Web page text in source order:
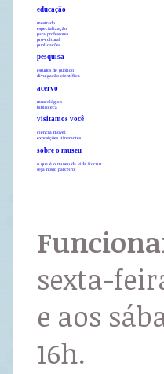
educação
mestrado
especialização
para professores
pró-cultural
publicações
pesquisa
estudos de público
divulgação científica
acervo
museológico
biblioteca
visitamos você
ciência móvel
exposições itinerantes
sobre o museu
o que é o museu da vida fiocruz
seja nosso parceiro
sexta-
e aos
16h.